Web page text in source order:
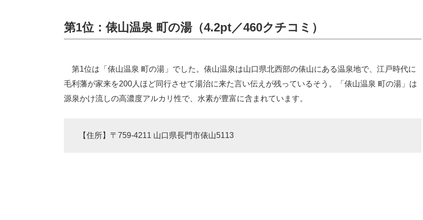
第1位：俵山温泉 町の湯（4.2pt／460クチコミ）
第1位は「俵山温泉 町の湯」でした。俵山温泉は山口県北西部の俵山にある温泉地で、江戸時代に
毛利藩が家来を200人ほど同行させて湯治に来た言い伝えが残っているそう。「俵山温泉 町の湯」は
源泉かけ流しの高濃度アルカリ性で、水素が豊富に含まれています。
【住所】〒759-4211 山口県長門市俵山5113